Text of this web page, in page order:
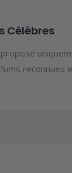
Célèbres
reconnues